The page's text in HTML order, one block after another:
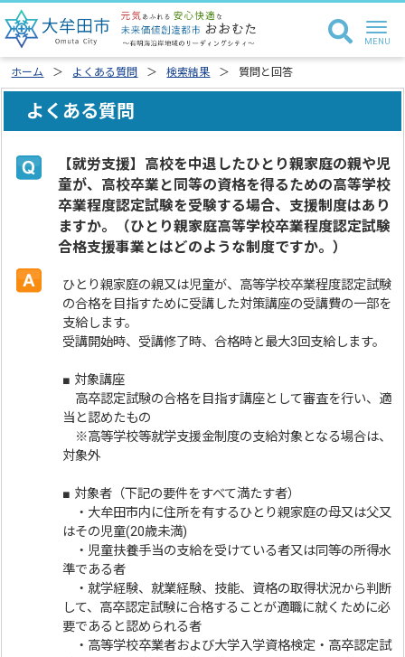
ホーム よくある質問 検索結果 質問と回答
よくある質問
【就労支援】高校を中退したひとり親家庭の親や児
童が、高校卒業と同等の資格を得るための高等学校
卒業程度認定試験を受験する場合、支援制度はあり
ますか。（ひとり親家庭高等学校卒業程度認定試験
合格支援事業とはどのような制度ですか。）
ひとり親家庭の親又は児童が、高等学校卒業程度認定試験
の合格を目指すために受講した対策講座の受講費の一部を
支給します。
受講開始時、受講修了時、合格時と最大3回支給します。
■ 対象講座
高卒認定試験の合格を目指す講座として審査を行い、適
当と認めたもの
※高等学校等就学支援金制度の支給対象となる場合は、
対象外
■ 対象者（下記の要件をすべて満たす者）
・大牟田市内に住所を有するひとり親家庭の母又は父又
はその児童(20歳未満)
・児童扶養手当の支給を受けている者又は同等の所得水
準である者
・就学経験、就業経験、技能、資格の取得状況から判断
して、高卒認定試験に合格することが適職に就くために必
要であると認められる者
・高等学校卒業者および大学入学資格検定・高卒認定試